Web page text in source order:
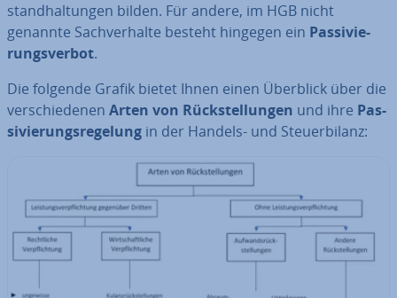
stand­hal­tun­gen bilden. Für andere, im HGB nicht
genannte Sach­ver­hal­te besteht hingegen ein Pas­si­vie­
rungs­ver­bot.
Die folgende Grafik bietet Ihnen einen Überblick über die
ver­schie­de­nen Arten von Rück­stel­lun­gen und ihre Pas­
si­vie­rungs­re­ge­lung in der Handels- und Steu­er­bi­lanz: